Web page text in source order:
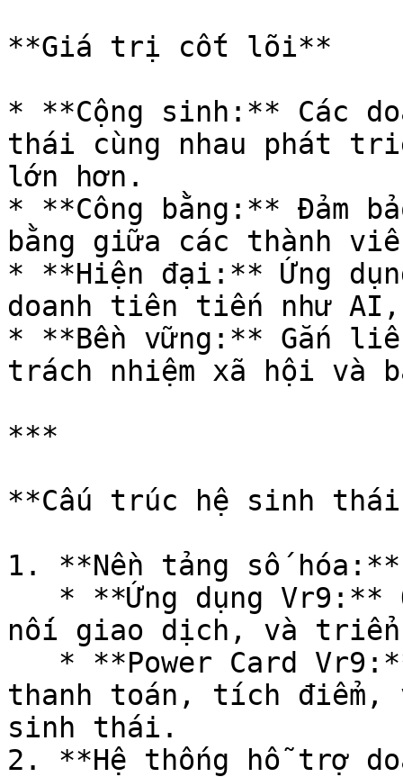
**Giá trị cốt lõi**
* **Cộng sinh:** Các
thái cùng nhau phát
lớn hơn.
* **Công bằng:** Đảm
bằng giữa các thành
* **Hiện đại:** Ứng
doanh tiên tiến như
* **Bền vững:** Gắn
trách nhiệm xã hội và
***
**Cấu trúc hệ sinh thái
1. **Nền tảng số hóa:**
nối giao dịch, và
thanh toán, tích điểm,
sinh thái.
2. **Hệ thống hỗ trợ